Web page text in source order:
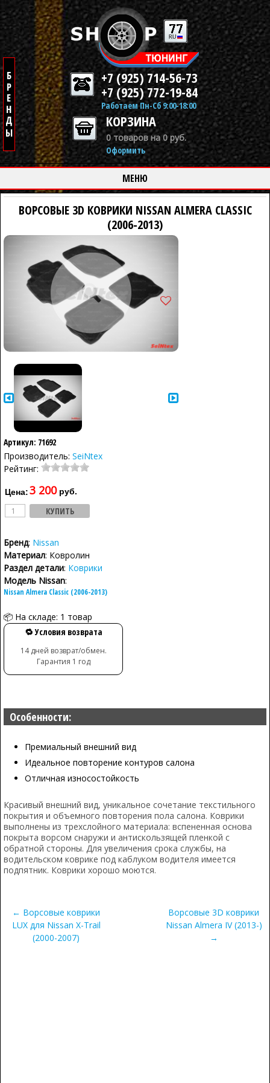
+7 (925) 714-56-73
+7 (925) 772-19-84
Работаем Пн-Сб 9:00-18:00
КОРЗИНА
0 товаров на 0 руб.
Оформить
МЕНЮ
ВОРСОВЫЕ 3D КОВРИКИ NISSAN ALMERA CLASSIC
(2006-2013)
Артикул: 71692
Производитель: SeiNtex
Рейтинг:
Цена:3 200руб.
Бренд: Nissan
Материал: Ковролин
Раздел детали: Коврики
Модель Nissan:
Nissan Almera Classic (2006-2013)
📦 На складе: 1 товар
🔁 Условия возврата
14 дней возврат/обмен.
Гарантия 1 год
Особенности:
Премиальный внешний вид
Идеальное повторение контуров салона
Отличная износостойкость
Красивый внешний вид, уникальное сочетание текстильного
покрытия и объемного повторения пола салона. Коврики
выполнены из трехслойного материала: вспененная основа
покрыта ворсом снаружи и антискользящей пленкой с
обратной стороны. Для увеличения срока службы, на
водительском коврике под каблуком водителя имеется
подпятник. Коврики хорошо моются.
← Ворсовые коврики
LUX для Nissan X-Trail
(2000-2007)
Ворсовые 3D коврики
Nissan Almera IV (2013-)
→